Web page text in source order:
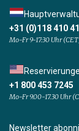
+31 (0)118 410
Mo-Fr 9-17:30 Uhr
+1 800 453 7245
Mo-Fr 9.00-17.30 Uhr
Newsletter